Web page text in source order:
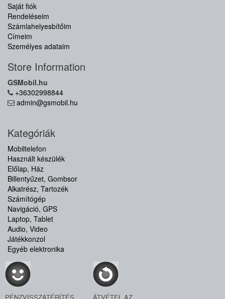
Saját fiók
Rendeléseim
Számlahelyesbítőim
Címeim
Személyes adataim
Store Information
GSMobil.hu
+36302998844
admin@gsmobil.hu
Kategóriák
Mobiltelefon
Használt készülék
Előlap, Ház
Billentyűzet, Gombsor
Alkatrész, Tartozék
Számítógép
Navigáció, GPS
Laptop, Tablet
Audio, Video
Játékkonzol
Egyéb elektronika
PÉNZVISSZATÉRÍTÉS ÁTVÉTEL AZ